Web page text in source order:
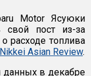
Motor Ясуюки
свой пост из-за
расходе топлива
Nikkei Asian Review.
в декабре